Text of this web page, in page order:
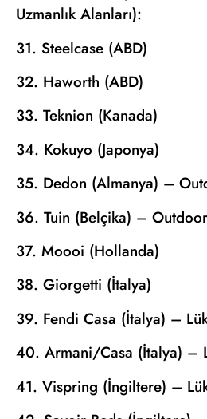
Uzmanlık Alanları):
31. Steelcase (ABD)
32. Haworth (ABD)
33. Teknion (Kanada)
34. Kokuyo (Japonya)
35. Dedon (Almanya) –
36. Tuin (Belçika) – Outdoor
37. Moooi (Hollanda)
38. Giorgetti (İtalya)
39. Fendi Casa (İtalya) –
40. Armani/Casa (İtalya) –
41. Vispring (İngiltere) –